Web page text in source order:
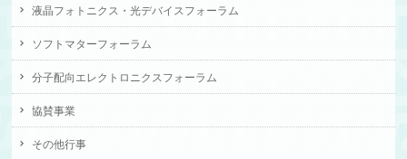
液晶フォトニクス・光デバイスフォーラム
ソフトマターフォーラム
分子配向エレクトロニクスフォーラム
協賛事業
その他行事